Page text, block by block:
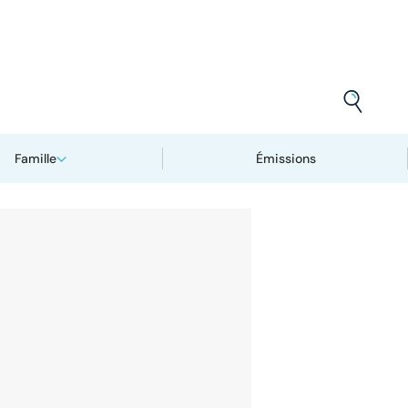
Famille Émissions